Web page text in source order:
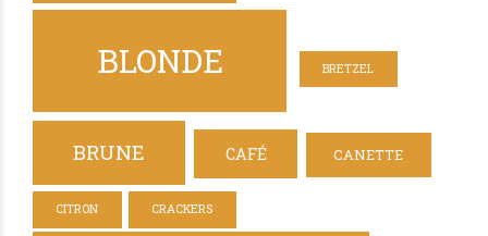
BLONDE BRETZEL
BRUNE CAFÉ CANETTE
CITRON CRACKERS